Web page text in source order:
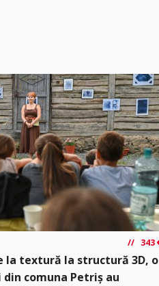
343
la textură la structură 3D, o
comuna Petriș au